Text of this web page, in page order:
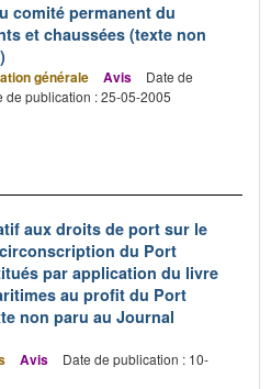
comité permanent du
et chaussées (texte non
générale Avis
Date de
de publication : 25-05-2005
aux droits de port sur le
du Port
par application du livre
au profit du Port
non paru au Journal
Avis
Date de publication : 10-